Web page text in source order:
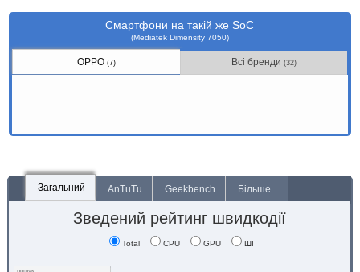
Смартфони на такій же SoC
(Mediatek Dimensity 7050)
OPPO(7) Всі бренди(32)
Загальний AnTuTu Geekbench Більше...
Зведений рейтинг швидкодії
Total CPU GPU ШІ